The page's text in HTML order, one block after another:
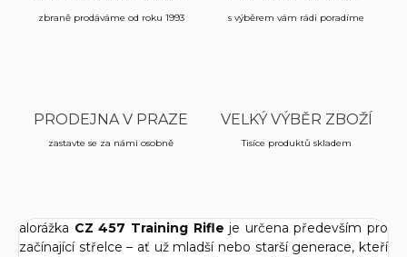
zbraně prodáváme od roku 1993 s výběrem vám rádi poradíme
PRODEJNA V PRAZE
zastavte se za námi osobně
VELKÝ VÝBĚR ZBOŽÍ
Tisíce produktů skladem
alorážka CZ 457 Training Rifle je určena především pro
začínající střelce – ať už mladší nebo starší generace, kteří